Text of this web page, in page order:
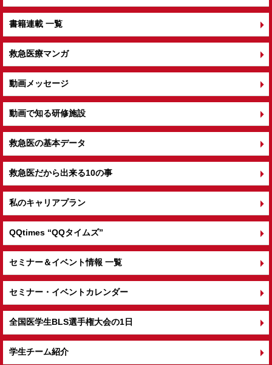
書籍連載 一覧
救急医療マンガ
動画メッセージ
動画で知る研修施設
救急医の基本データ
救急医だから出来る10の事
私のキャリアプラン
QQtimes “QQタイムズ”
セミナー＆イベント情報 一覧
セミナー・イベントカレンダー
全国医学生BLS選手権大会の1日
学生チーム紹介